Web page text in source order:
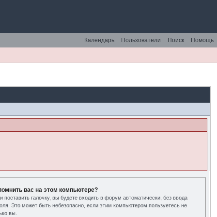
Помощь
Поиск
Пользователи
Календарь
вас на этом компьютере?
поставить галочку, вы будете входить в форум автоматически, без ввода
Это может быть небезопасно, если этим компьютером пользуетесь не
вы.